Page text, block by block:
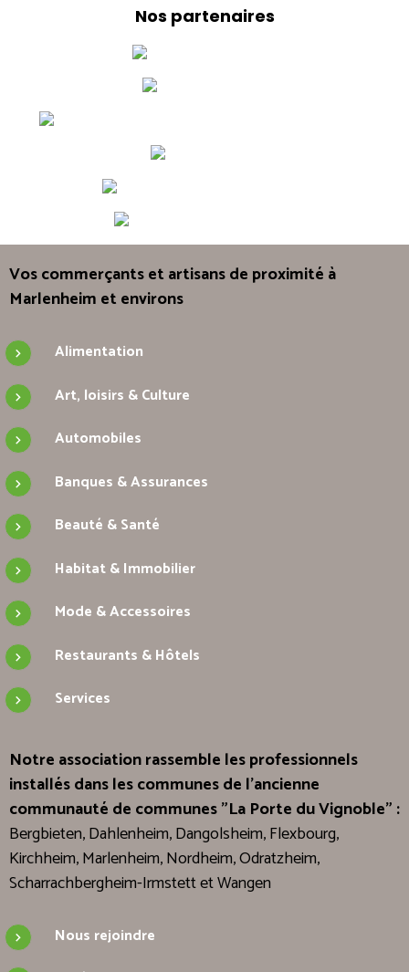
Nos partenaires
Vos commerçants et artisans de proximité à
Marlenheim et environs
Alimentation
Art, loisirs & Culture
Automobiles
Banques & Assurances
Beauté & Santé
Habitat & Immobilier
Mode & Accessoires
Restaurants & Hôtels
Services
Notre association rassemble les professionnels
installés dans les communes de l'ancienne
communauté de communes "La Porte du Vignoble" :
Bergbieten, Dahlenheim, Dangolsheim, Flexbourg,
Kirchheim, Marlenheim, Nordheim, Odratzheim,
Scharrachbergheim-Irmstett et Wangen
Nous rejoindre